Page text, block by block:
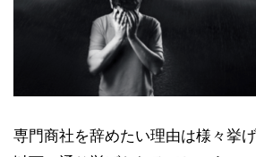
専門商社を辞めたい理由は様々挙